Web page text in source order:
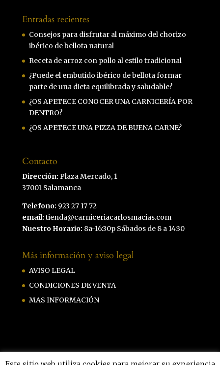
Entradas recientes
Consejos para disfrutar al máximo del chorizo
ibérico de bellota natural
Receta de arroz con pollo al estilo tradicional
¿Puede el embutido ibérico de bellota formar
parte de una dieta equilibrada y saludable?
¿OS APETECE CONOCER UNA CARNICERÍA POR
DENTRO?
¿OS APETECE UNA PIZZA DE BUENA CARNE?
Contacto
Dirección: Plaza Mercado, 1
37001 Salamanca
Telefono: 923 27 17 72
email: tienda@carniceriacarlosmacias.com
Nuestro Horario: 8a-16:30p Sábados de 8 a 14:30
Más información y aviso legal
AVISO LEGAL
CONDICIONES DE VENTA
MAS INFORMACIÓN